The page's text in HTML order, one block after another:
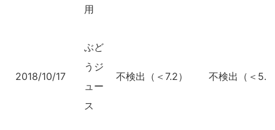
用
2018/10/17
ぶど
うジ
ュー
ス
不検出（＜7.2） 不検出（＜5.1